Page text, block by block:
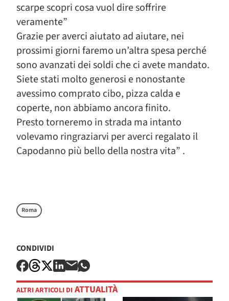
scarpe scopri cosa vuol dire soffrire
veramente”
Grazie per averci aiutato ad aiutare, nei
prossimi giorni faremo un’altra spesa perché
sono avanzati dei soldi che ci avete mandato.
Siete stati molto generosi e nonostante
avessimo comprato cibo, pizza calda e
coperte, non abbiamo ancora finito.
Presto torneremo in strada ma intanto
volevamo ringraziarvi per averci regalato il
Capodanno più bello della nostra vita” .
Roma
CONDIVIDI
ALTRI ARTICOLI DI ATTUALITÀ